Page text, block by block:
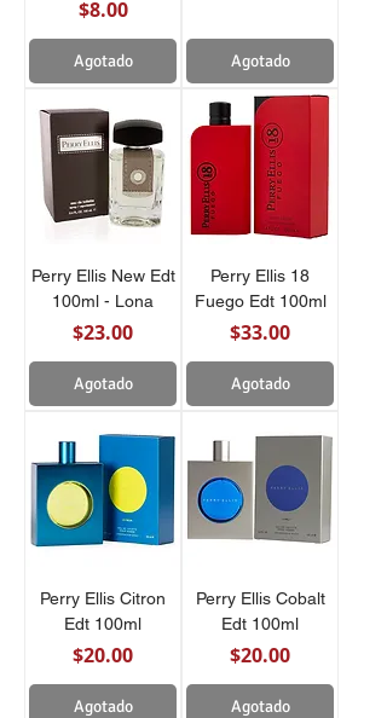
Precio
$8.00
Agotado Agotado
Perry Ellis New Edt
100ml - Lona
Precio
$23.00
Agotado
Perry Ellis 18
Fuego Edt 100ml
Precio
$33.00
Agotado
Perry Ellis Citron
Edt 100ml
Precio
$20.00
Agotado
Perry Ellis Cobalt
Edt 100ml
Precio
$20.00
Agotado